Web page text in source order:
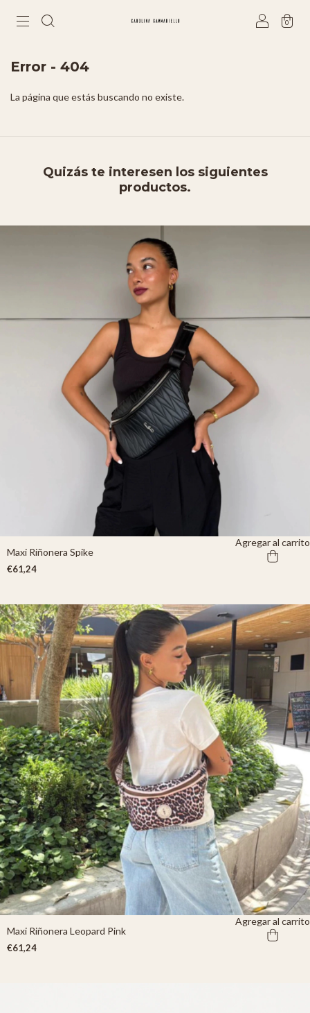
0
Error - 404
La página que estás buscando no existe.
Quizás te interesen los siguientes
productos.
Maxi Riñonera Spike
€61,24
Agregar al carrito
Maxi Riñonera Leopard Pink
€61,24
Agregar al carrito